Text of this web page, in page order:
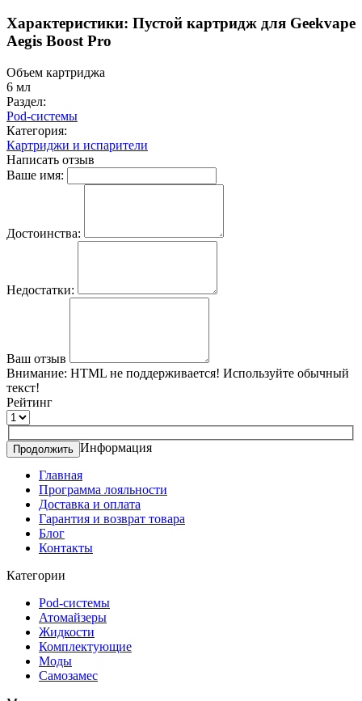
Характеристики: Пустой картридж для Geekvape
Aegis Boost Pro
Объем картриджа
6 мл
Раздел:
Pod-системы
Категория:
Картриджи и испарители
Написать отзыв
Ваше имя:
Достоинства:
Недостатки:
Ваш отзыв
Внимание: HTML не поддерживается! Используйте обычный
текст!
Рейтинг
Продолжить Информация
Главная
Программа лояльности
Доставка и оплата
Гарантия и возврат товара
Блог
Контакты
Категории
Pod-системы
Атомайзеры
Жидкости
Комплектующие
Моды
Самозамес